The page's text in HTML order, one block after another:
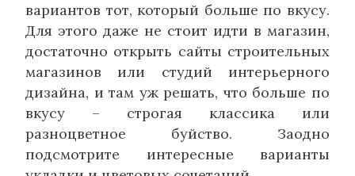
вариантов тот, который больше по вкусу.
Для этого даже не стоит идти в магазин,
достаточно открыть сайты строительных
магазинов или студий интерьерного
дизайна, и там уж решать, что больше по
вкусу – строгая классика или
разноцветное буйство. Заодно
подсмотрите интересные варианты